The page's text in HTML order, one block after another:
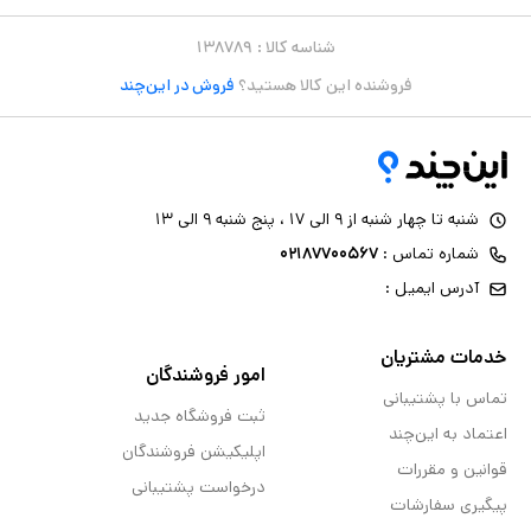
شناسه کالا : ۱۳۸۷۸۹
فروشنده این کالا هستید؟ فروش در این‌چند
شنبه تا چهار شنبه از ۹ الی ۱۷ ، پنج شنبه ۹ الی ۱۳
شماره تماس : ۰۲۱۸۷۷۰۰۵۶۷
آدرس ایمیل :
خدمات مشتریان
تماس با پشتیبانی
اعتماد به این‌چند
قوانین و مقررات
پیگیری سفارشات
امور فروشندگان
ثبت فروشگاه جدید
اپلیکیشن فروشندگان
درخواست پشتیبانی